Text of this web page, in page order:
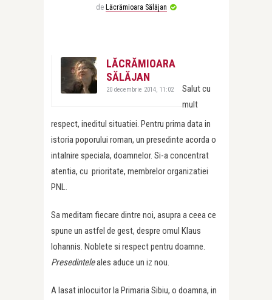
de Lăcrămioara Sălăjan
LĂCRĂMIOARA
SĂLĂJAN
20 decembrie 2014, 11:02
Salut cu
mult
respect, ineditul situatiei. Pentru prima data in
istoria poporului roman, un presedinte acorda o
intalnire speciala, doamnelor. Si-a concentrat
atentia, cu prioritate, membrelor organizatiei
PNL.
Sa meditam fiecare dintre noi, asupra a ceea ce
spune un astfel de gest, despre omul Klaus
Iohannis. Noblete si respect pentru doamne.
Presedinteleales aduce un iz nou.
A lasat inlocuitor la Primaria Sibiu, o doamna, in